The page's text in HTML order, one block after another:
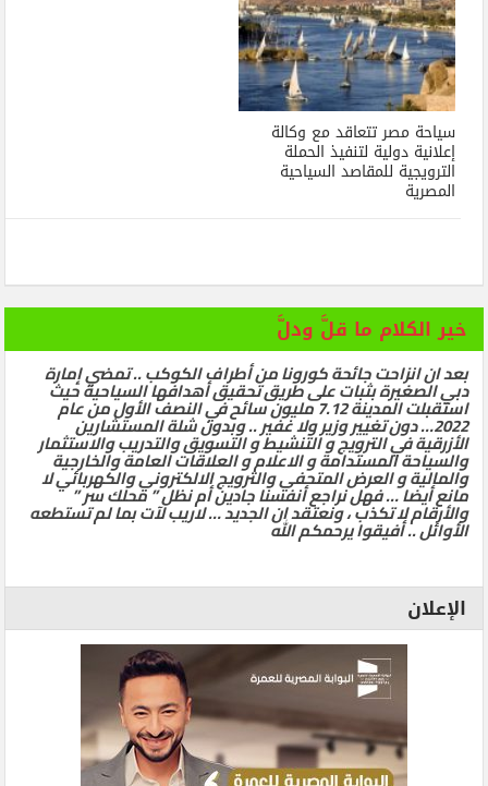
سياحة مصر تتعاقد مع وكالة
إعلانية دولية لتنفيذ الحملة
الترويجية للمقاصد السياحية
المصرية
خير الكلام ما قلَّ ودلَّ
بعد ان انزاحت جائحة كورونا من أطراف الكوكب .. تمضي إمارة
دبي الصغيرة بثبات على طريق تحقيق أهدافها السياحية حيث
استقبلت المدينة 7.12 مليون سائح في النصف الأول من عام
2022… دون تغيير وزير ولا غفير .. وبدون شلة المستشارين
الأزرقية في الترويج و التنشيط و التسويق والتدريب والاستثمار
والسياحة المستدامة و الاعلام و العلاقات العامة والخارجية
والمالية و العرض المتحفي والترويج الالكتروني والكهربائي لا
مانع أيضا … فهل نراجع أنفسنا جادين أم نظل ” محلك سر ”
والأرقام لا تكذب ، ونعتقد ان الجديد … لاريب لآت بما لم تستطعه
الأوائل .. أفيقوا يرحمكم الله
الإعلان